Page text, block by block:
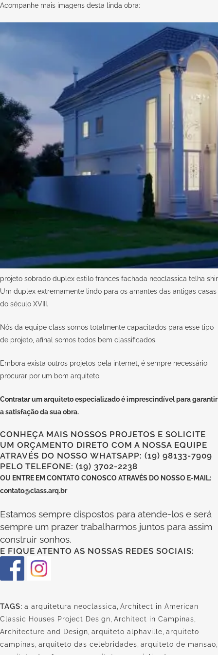
Acompanhe mais imagens desta linda obra:
projeto sobrado duplex estilo frances fachada neoclassica telha
Um duplex extremamente lindo para os amantes das antigas casas
do século XVIII.
Nós da equipe class somos totalmente capacitados para esse tipo
de projeto, afinal somos todos bem classificados.
Embora exista outros projetos pela internet, é sempre necessário
procurar por um bom arquiteto.
Contratar um arquiteto especializadoé imprescindível para garantir
a satisfação da sua obra.
CONHEÇA MAIS NOSSOS PROJETOS E SOLICITE
UM ORÇAMENTO DIRETO COM A NOSSA EQUIPE
ATRAVÉS DO NOSSO WHATSAPP: (19) 98133-7909
PELO TELEFONE: (19) 3702-2238
OU ENTRE EM CONTATO CONOSCOATRAVÉS DO NOSSO E-MAIL:
contato@class.arq.br
Estamos sempre dispostos para atende-los e será
sempre um prazer trabalharmos juntos para assim
construir sonhos.
E FIQUE ATENTO AS NOSSAS REDES SOCIAIS:
TAGS: a arquitetura neoclassica Architect in American
Classic Houses Project Design Architect in Campinas
Architecture and Design arquiteto alphaville arquiteto
campinas arquiteto das celebridades arquiteto de mansao